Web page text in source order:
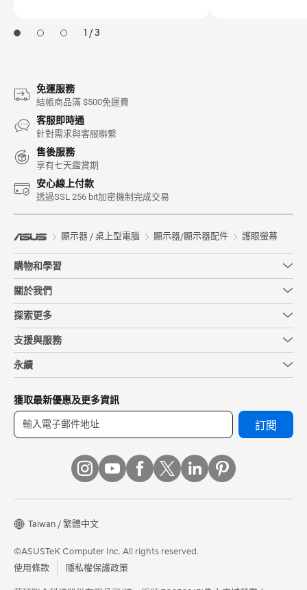
1 / 3
免運服務
結帳商品滿 $500免運費
客服即時通
針對需求與客服聯繫
售後服務
享有七天鑑賞期
安心線上付款
透過SSL 256 bit加密機制完成交易
顯示器 / 桌上型電腦 顯示器/顯示器配件 護眼螢幕
購物和學習
關於我們
探索更多
支援與服務
永續
獲取最新優惠及更多資訊
訂閱
Taiwan / 繁體中文
©ASUSTeK Computer Inc. All rights reserved.
使用條款
隱私權保護政策